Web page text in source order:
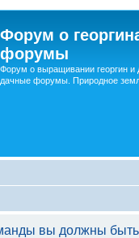
Форум о
форумы
Форум о выращивании георгин и
дачные форумы. Природное
вы должны